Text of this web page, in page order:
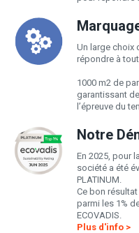
Un large choix
répondre à
1000 m2 de
garantissant
l’épreuve du
Notre
En 2025, pour
société a été
PLATINUM.
Ce bon résultat
parmi les 1%
ECOVADIS.
Plus d'info >